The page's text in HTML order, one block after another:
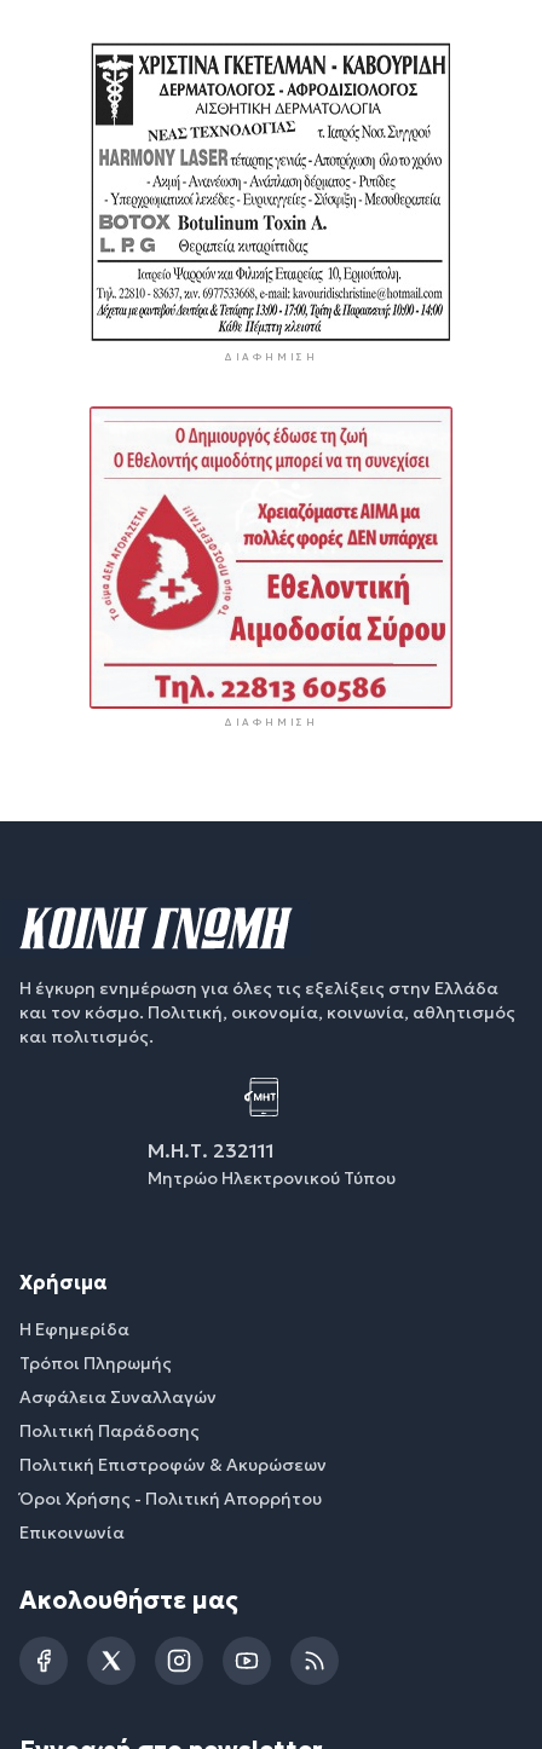
ΔΙΑΦΉΜΙΣΗ
ΔΙΑΦΉΜΙΣΗ
Η έγκυρη ενημέρωση για όλες τις εξελίξεις στην Ελλάδα
και τον κόσμο. Πολιτική, οικονομία, κοινωνία, αθλητισμός
και πολιτισμός.
Μ.Η.Τ. 232111
Μητρώο Ηλεκτρονικού Τύπου
Χρήσιμα
Η Εφημερίδα
Τρόποι Πληρωμής
Ασφάλεια Συναλλαγών
Πολιτική Παράδοσης
Πολιτική Επιστροφών & Ακυρώσεων
Όροι Χρήσης - Πολιτική Απορρήτου
Επικοινωνία
Ακολουθήστε μας
FacebookTwitterInstagramYouTubeRSS